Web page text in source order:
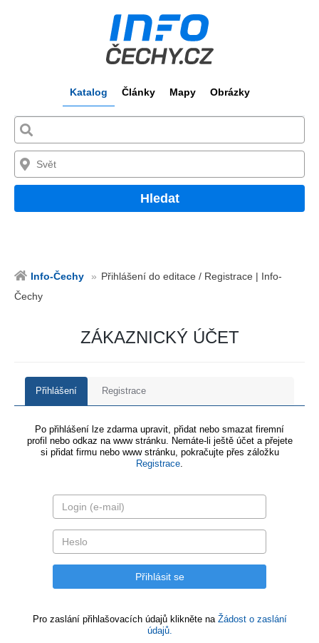
Katalog Články Mapy Obrázky
Hledat
Info-Čechy
Přihlášení do editace / Registrace | Info-
Čechy
ZÁKAZNICKÝ ÚČET
Přihlášení Registrace
Po přihlášení lze zdarma upravit, přidat nebo smazat firemní
profil nebo odkaz na www stránku. Nemáte-li ještě účet a přejete
si přidat firmu nebo www stránku, pokračujte přes záložku
Registrace.
Pro zaslání přihlašovacích údajů klikněte na Žádost o zaslání
údajů.